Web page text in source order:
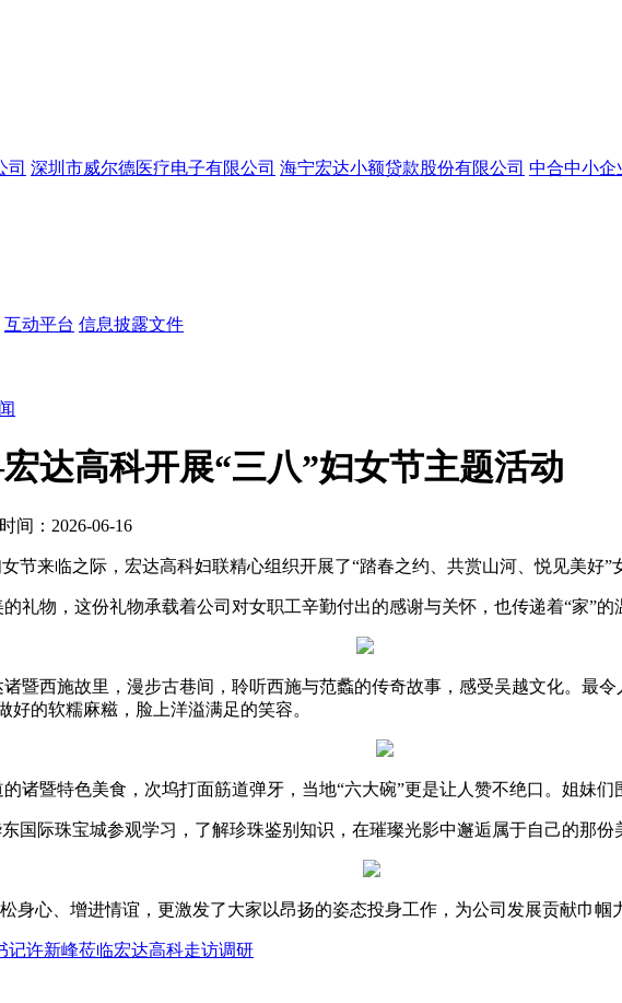
司 深圳市威尔德医疗电子有限公司 海宁宏达小额贷款股份有限公司 中合中小企
互动平台 信息披露文件
达高科开展“三八”妇女节主题活动
间：2026-06-16
来临之际，宏达高科妇联精心组织开展了“踏春之约、共赏山河、悦见美好”
物，这份礼物承载着公司对女职工辛勤付出的感谢与关怀，也传递着“家”的
暨西施故里，漫步古巷间，聆听西施与范蠡的传奇故事，感受吴越文化。最
的软糯麻糍，脸上洋溢满足的笑容。
暨特色美食，次坞打面筋道弹牙，当地“六大碗”更是让人赞不绝口。姐妹们
际珠宝城参观学习，了解珍珠鉴别知识，在璀璨光影中邂逅属于自己的那份
心、增进情谊，更激发了大家以昂扬的姿态投身工作，为公司发展贡献巾帼
记许新峰莅临宏达高科走访调研